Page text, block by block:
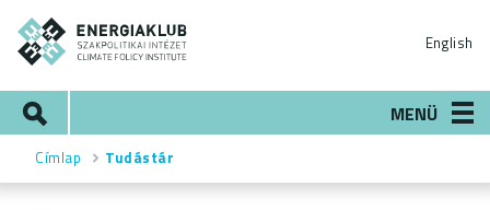
Ugrás
tartalomra
English
MENÜ
Morzsa
Címlap Tudástár